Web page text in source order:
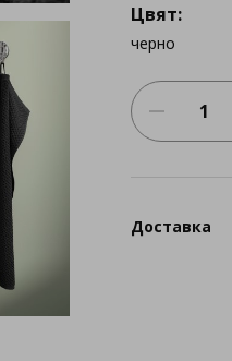
Цвят:
черно
Доставка